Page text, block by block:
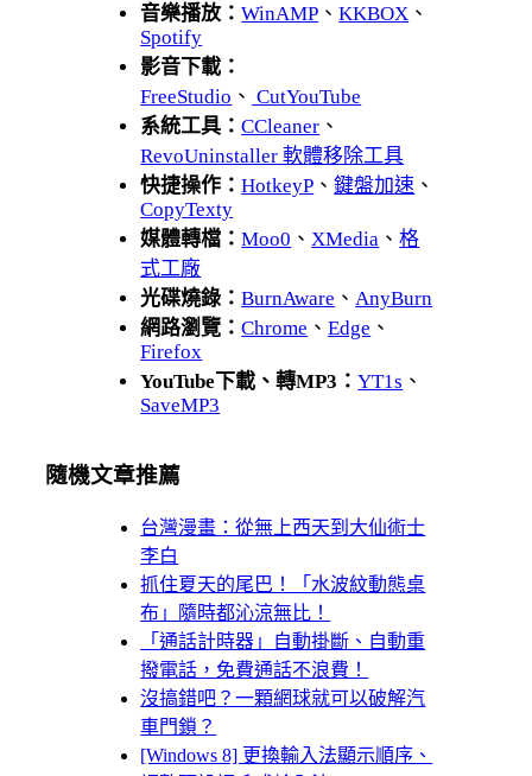
音樂播放：WinAMP 、KKBOX 、
Spotify
影音下載：
FreeStudio 、 CutYouTube
系統工具：CCleaner 、
RevoUninstaller 軟體移除工具
快捷操作：HotkeyP 、鍵盤加速 、
CopyTexty
媒體轉檔：Moo0 、 XMedia 、格
式工廠
光碟燒錄：BurnAware 、 AnyBurn
網路瀏覽：Chrome 、Edge 、
Firefox
YouTube下載、轉MP3：YT1s 、
SaveMP3
隨機文章推薦
台灣漫畫：從無上西天到大仙術士
李白
抓住夏天的尾巴！「水波紋動態桌
布」隨時都沁涼無比！
「通話計時器」自動掛斷、自動重
撥電話，免費通話不浪費！
沒搞錯吧？一顆網球就可以破解汽
車門鎖？
[Windows 8] 更換輸入法顯示順序、